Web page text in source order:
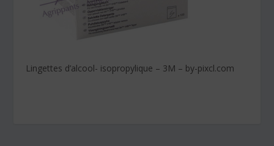
Lingettes d’alcool- isopropylique – 3M – by-pixcl.com